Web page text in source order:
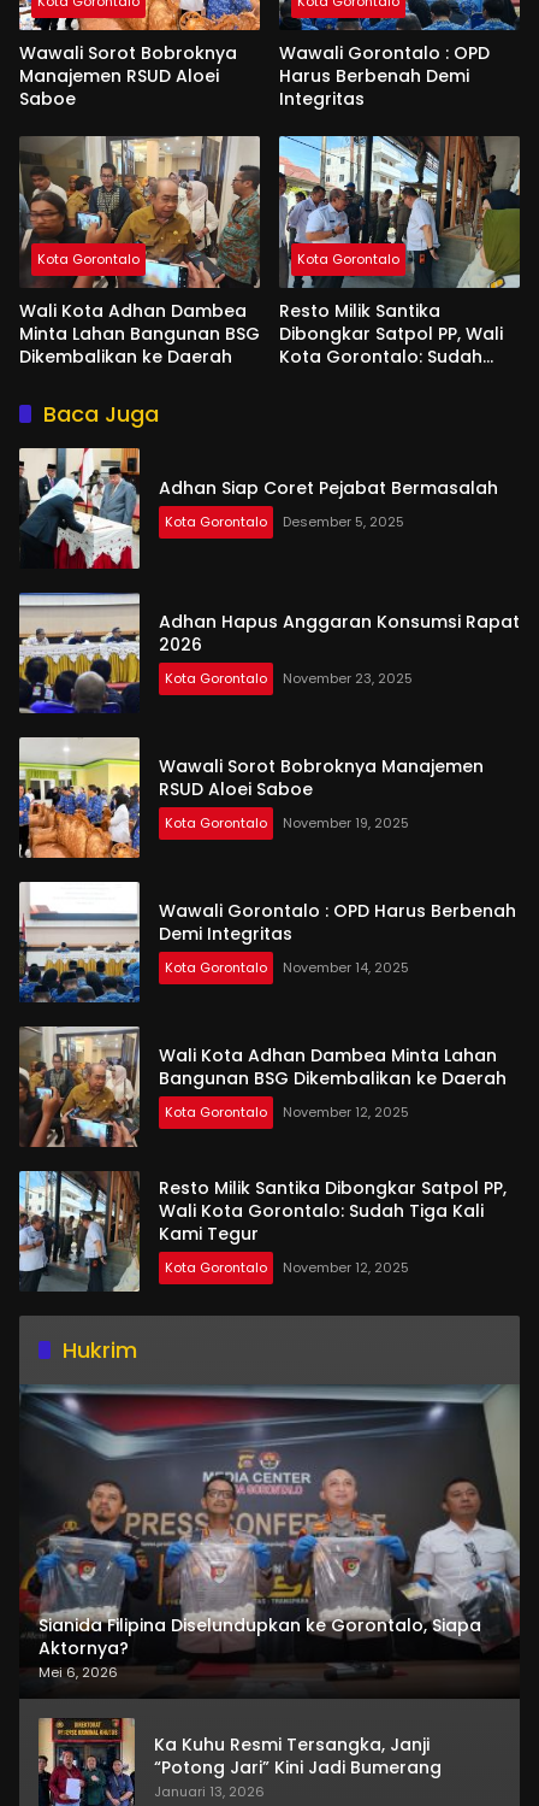
Wawali Sorot Bobroknya
Manajemen RSUD Aloei
Saboe
Wawali Gorontalo : OPD
Harus Berbenah Demi
Integritas
Kota Gorontalo
Wali Kota Adhan Dambea
Minta Lahan Bangunan BSG
Dikembalikan ke Daerah
Kota Gorontalo
Resto Milik Santika
Dibongkar Satpol PP, Wali
Kota Gorontalo: Sudah
Baca Juga
Adhan Siap Coret Pejabat Bermasalah
Kota Gorontalo Desember 5, 2025
Adhan Hapus Anggaran Konsumsi Rapat
2026
Kota Gorontalo November 23, 2025
Wawali Sorot Bobroknya Manajemen
RSUD Aloei Saboe
Kota Gorontalo November 19, 2025
Wawali Gorontalo : OPD Harus Berbenah
Demi Integritas
Kota Gorontalo November 14, 2025
Wali Kota Adhan Dambea Minta Lahan
Bangunan BSG Dikembalikan ke Daerah
Kota Gorontalo November 12, 2025
Resto Milik Santika Dibongkar Satpol PP,
Wali Kota Gorontalo: Sudah Tiga Kali
Kami Tegur
Kota Gorontalo November 12, 2025
Hukrim
Sianida Filipina Diselundupkan ke Gorontalo, Siapa
Aktornya?
Mei 6, 2026
Ka Kuhu Resmi Tersangka, Janji
“Potong Jari” Kini Jadi Bumerang
Januari 13, 2026